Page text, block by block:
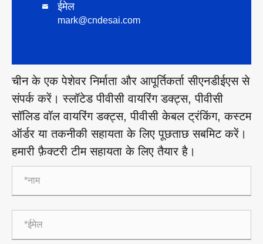
 ईमेल
mark@cndesai.com
चीन के एक पेशेवर निर्माता और आपूर्तिकर्ता सीएनडीईएस से
संपर्क करें। स्लॉटेड पीवीसी वायरिंग डक्ट्स, पीवीसी
सॉलिड वॉल वायरिंग डक्ट्स, पीवीसी केबल ट्रंकिंग, कस्टम
ऑर्डर या तकनीकी सहायता के लिए पूछताछ सबमिट करें।
हमारी फ़ैक्टरी टीम सहायता के लिए तैयार है।